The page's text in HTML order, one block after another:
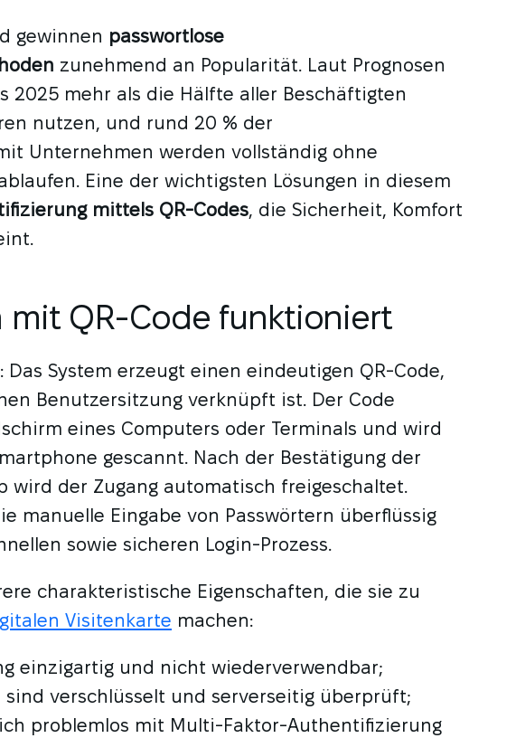
gewinnen passwortlose
zunehmend an Popularität. Laut Prognosen
2025 mehr als die Hälfte aller Beschäftigten
nutzen, und rund 20 % der
Unternehmen werden vollständig ohne
Eine der wichtigsten Lösungen in diesem
mittels QR-Codes, die Sicherheit, Komfort
mit QR-Code funktioniert
System erzeugt einen eindeutigen QR-Code,
Benutzersitzung verknüpft ist. Der Code
eines Computers oder Terminals und wird
gescannt. Nach der Bestätigung der
wird der Zugang automatisch freigeschaltet.
manuelle Eingabe von Passwörtern überflüssig
sowie sicheren Login-Prozess.
charakteristische Eigenschaften, die sie zu
Visitenkarte machen:
einzigartig und nicht wiederverwendbar;
verschlüsselt und serverseitig überprüft;
problemlos mit Multi-Faktor-Authentifizierung